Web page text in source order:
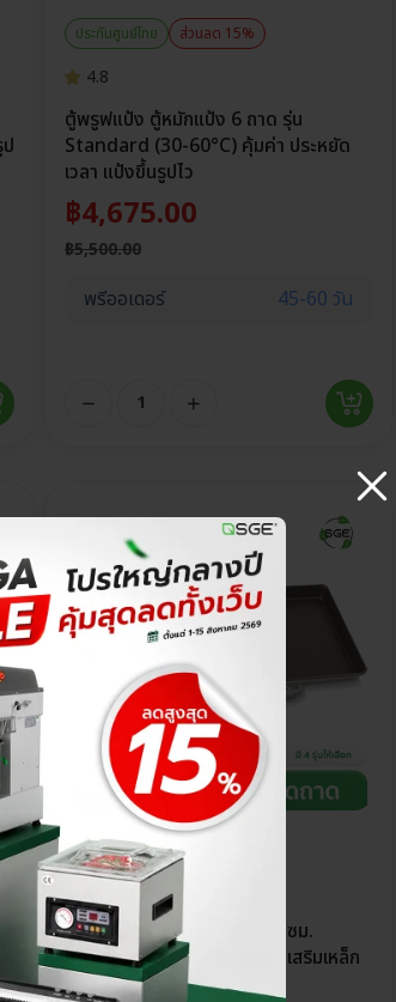
ประกันศูนย์ไทย ส่วนลด 15%
4.8
ตู้พรูฟแป้ง ตู้หมักแป้ง 6 ถาด รุ่น
Standard (30-60°C) คุ้มค่า ประหยัด
เวลา แป้งขึ้นรูปไว
฿4,675.00
฿5,500.00
พรีออเดอร์ 45-60 วัน
ประกันศูนย์ไทย
ถาดอบขนม สี่เหลี่ยม 40 x 60 ซม.
มาตรฐาน Food Grade ขอบเสริมเหล็ก
ทนทาน